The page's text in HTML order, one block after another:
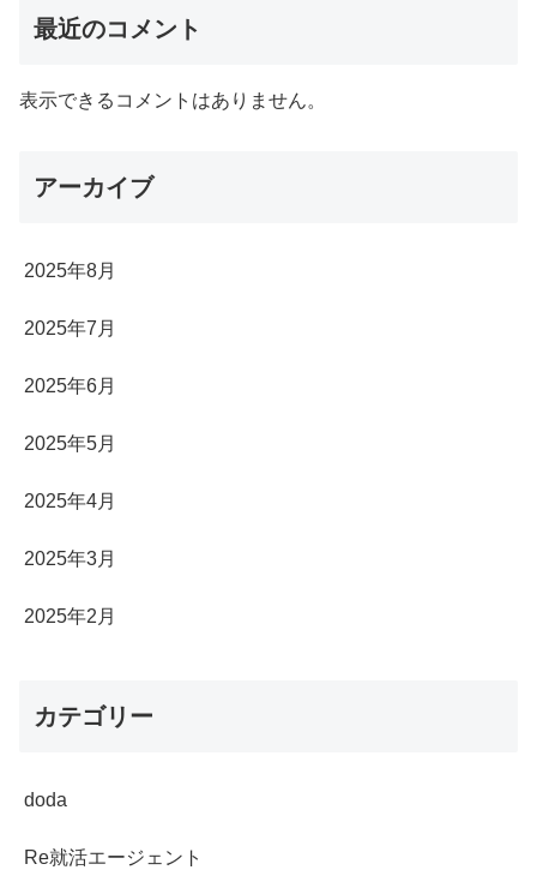
最近のコメント
表示できるコメントはありません。
アーカイブ
2025年8月
2025年7月
2025年6月
2025年5月
2025年4月
2025年3月
2025年2月
カテゴリー
doda
Re就活エージェント